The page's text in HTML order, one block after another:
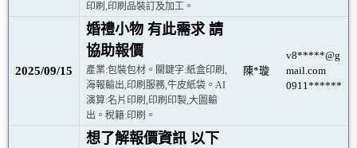
印刷,印刷品裝訂及加工。
2025/09/15
婚禮小物 有此需求 請
協助報價
產業:包裝包材。關鍵字:紙盒印刷,
海報輸出,印刷服務,牛皮紙袋。AI
演算:名片印刷,印刷印製,大圖輸
出。稅籍:印刷。
陳*璇
v8*****@g
mail.com
0911******
想了解報價資訊 以下